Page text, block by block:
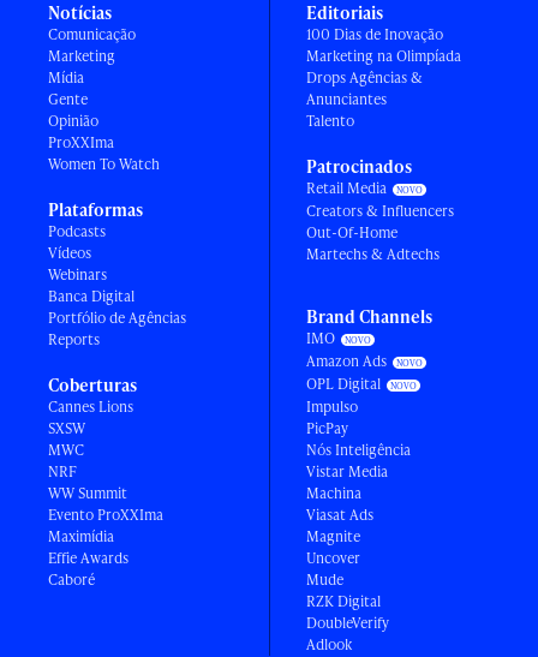
Notícias
Comunicação
Marketing
Mídia
Gente
Opinião
ProXXIma
Women To Watch
Plataformas
Podcasts
Vídeos
Webinars
Banca Digital
Portfólio de Agências
Reports
Coberturas
Cannes Lions
SXSW
MWC
NRF
WW Summit
Evento ProXXIma
Maximídia
Effie Awards
Caboré
Editoriais
100 Dias de Inovação
Marketing na Olimpíada
Drops Agências &
Anunciantes
Talento
Patrocinados
Retail Media
Creators & Influencers
Out-Of-Home
Martechs & Adtechs
Brand Channels
IMO
Amazon Ads
OPL Digital
Impulso
PicPay
Nós Inteligência
Vistar Media
Machina
Viasat Ads
Magnite
Uncover
Mude
RZK Digital
DoubleVerify
Adlook